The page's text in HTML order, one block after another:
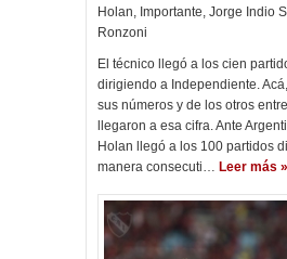
Holan, Importante, Jorge Indio
Ronzoni
El técnico llegó a los cien
dirigiendo a Independiente.
sus números y de los otros
llegaron a esa cifra. Ante
Holan llegó a los 100 partidos
manera consecuti… Leer más »